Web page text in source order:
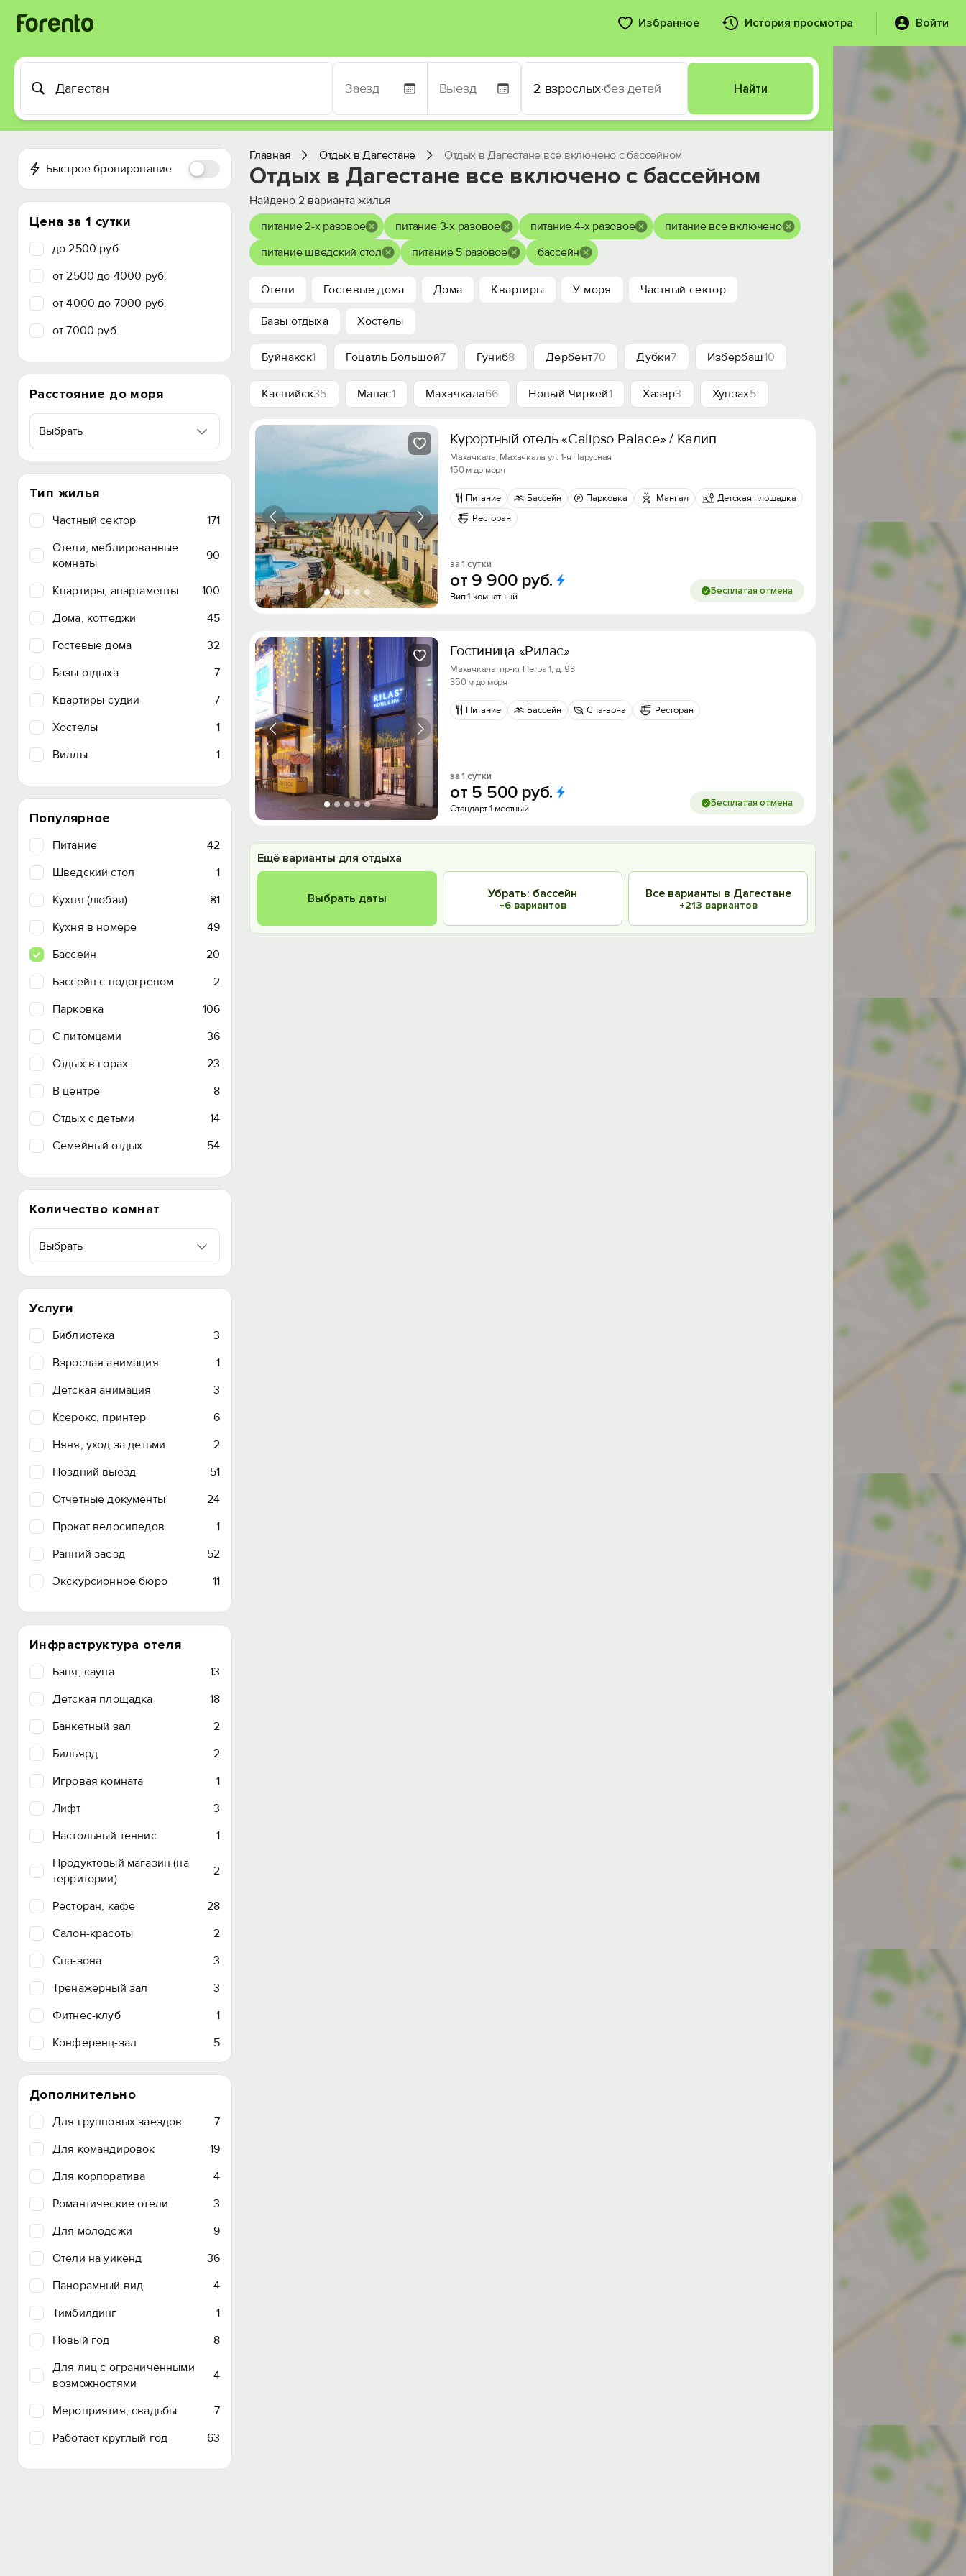
Избранное История просмотра Войти
2 взрослых·без детей Найти
Быстрое бронирование
Цена за 1 сутки
до 2500 руб.
от 2500 до 4000 руб.
от 4000 до 7000 руб.
от 7000 руб.
Расстояние до моря
Выбрать
Тип жилья
Частный сектор
171
Отели, меблированные
комнаты
90
Квартиры, апартаменты
100
Дома, коттеджи
45
Гостевые дома
32
Базы отдыха
7
Квартиры-судии
7
Хостелы
1
Виллы
1
Популярное
Питание
42
Шведский стол
1
Кухня (любая)
81
Кухня в номере
49
Бассейн
20
Бассейн с подогревом
2
Парковка
106
C питомцами
36
Отдых в горах
23
В центре
8
Отдых с детьми
14
Семейный отдых
54
Количество комнат
Выбрать
Услуги
Библиотека
3
Взрослая анимация
1
Детская анимация
3
Ксерокс, принтер
6
Няня, уход за детьми
2
Поздний выезд
51
Отчетные документы
24
Прокат велосипедов
1
Ранний заезд
52
Экскурсионное бюро
11
Инфраструктура отеля
Баня, сауна
13
Детская площадка
18
Банкетный зал
2
Бильярд
2
Игровая комната
1
Лифт
3
Настольный теннис
1
Продуктовый магазин (на
территории)
2
Ресторан, кафе
28
Салон-красоты
2
Спа-зона
3
Тренажерный зал
3
Фитнес-клуб
1
Конференц-зал
5
Дополнительно
Для групповых заездов
7
Для командировок
19
Для корпоратива
4
Романтические отели
3
Для молодежи
9
Отели на уикенд
36
Панорамный вид
4
Тимбилдинг
1
Новый год
8
Для лиц с ограниченными
возможностями
4
Мероприятия, свадьбы
7
Работает круглый год
63
Главная Отдых в Дагестане Отдых в Дагестане все включено с бассейном
Отдых в Дагестане все включено с бассейном
Найдено 2 варианта жилья
питание 2-х разовое
питание 3-х разовое питание 4-х разовое
питание все включено
питание шведский стол
питание 5 разовое бассейн
Отели Гостевые дома Дома Квартиры У моря Частный сектор
Базы отдыха Хостелы
Буйнакск1 Гоцатль Большой7 Гуниб8 Дербент70 Дубки7 Избербаш10
Каспийск35 Манас1 Махачкала66 Новый Чиркей1 Хазар3 Хунзах5
Курортный отель «Calipso Palace» / Калипсо Палас
Махачкала, Махачкала ул. 1-я Парусная
150 м до моря
Питание Бассейн Парковка Мангал
Детская площадка
Ресторан
за 1 сутки
от 9 900 руб.
Вип 1-комнатный Бесплатая отмена
Гостиница «Рилас»
Махачкала, пр-кт Петра 1, д. 93
350 м до моря
Питание Бассейн Спа-зона Ресторан
за 1 сутки
от 5 500 руб.
Стандарт 1-местный Бесплатая отмена
Ещё варианты для отдыха
Выбрать даты Убрать: бассейн
+6 вариантов
Все варианты в Дагестане
+213 вариантов